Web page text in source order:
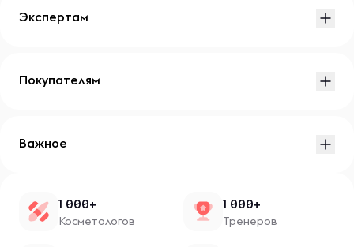
Экспертам
Покупателям
Важное
1 000+
Косметологов
1 000+
Тренеров